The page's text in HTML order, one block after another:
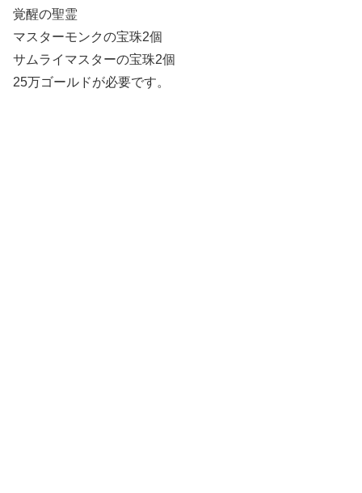
覚醒の聖霊
マスターモンクの宝珠2個
サムライマスターの宝珠2個
25万ゴールドが必要です。